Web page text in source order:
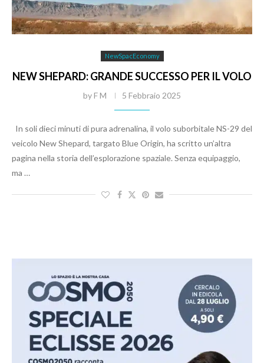
NewSpacEconomy
NEW SHEPARD: GRANDE SUCCESSO PER IL VOLO
byF M 5 Febbraio 2025
In soli dieci minuti di pura adrenalina, il volo suborbitale NS-29 del
veicolo New Shepard, targato Blue Origin, ha scritto un’altra
pagina nella storia dell’esplorazione spaziale. Senza equipaggio,
ma …